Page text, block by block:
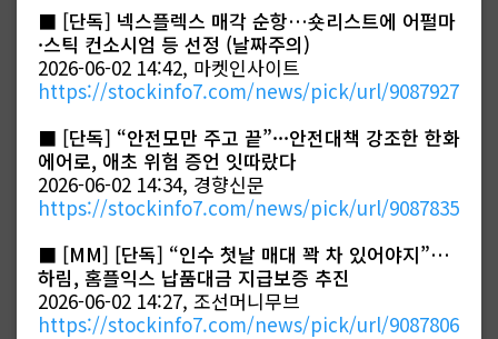
■ [단독] 넥스플렉스 매각 순항…숏리스트에 어펄마
·스틱 컨소시엄 등 선정 (날짜주의)
2026-06-02 14:42, 마켓인사이트
https://stockinfo7.com/news/pick/url/9087927
■ [단독] “안전모만 주고 끝”···안전대책 강조한 한화
에어로, 애초 위험 증언 잇따랐다
2026-06-02 14:34, 경향신문
https://stockinfo7.com/news/pick/url/9087835
■ [MM] [단독] “인수 첫날 매대 꽉 차 있어야지”…
하림, 홈플익스 납품대금 지급보증 추진
2026-06-02 14:27, 조선머니무브
https://stockinfo7.com/news/pick/url/9087806